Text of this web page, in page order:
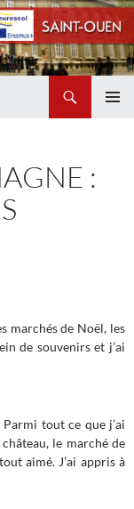
:
marchés de Noël, les
de souvenirs et j’ai
tout ce que j’ai
le marché de
aimé. J’ai appris à